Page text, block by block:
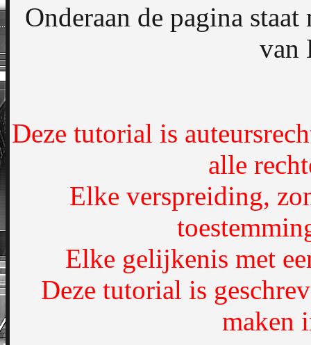
Onderaan de pagina
van
Deze tutorial is
alle
Elke verspreiding,
Elke gelijkenis met
Deze tutorial is
maken